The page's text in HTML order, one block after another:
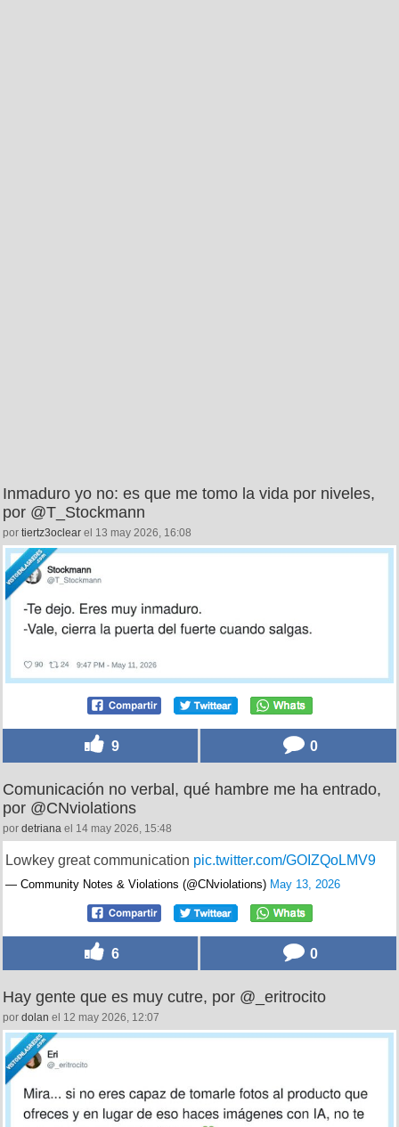
Inmaduro yo no: es que me tomo la vida por niveles,
por @T_Stockmann
por tiertz3oclear el 13 may 2026, 16:08
9 0
Comunicación no verbal, qué hambre me ha entrado,
por @CNviolations
por detriana el 14 may 2026, 15:48
Lowkey great communication pic.twitter.com/GOIZQoLMV9
— Community Notes & Violations (@CNviolations) May 13, 2026
6 0
Hay gente que es muy cutre, por @_eritrocito
por dolan el 12 may 2026, 12:07